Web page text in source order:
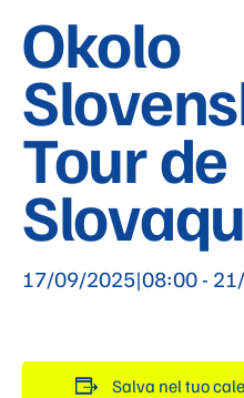
Okolo
Tour de
17/09/2025|08:00-
Salva nel tuo